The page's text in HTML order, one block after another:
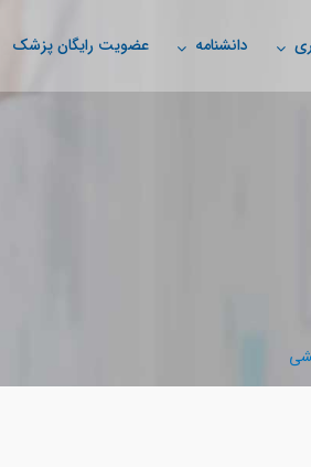
دانشنامه عضویت رایگان پزشک